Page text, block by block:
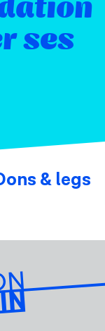
ses
& legs